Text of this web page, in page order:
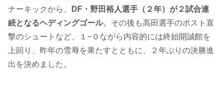
ナーキックから、
DF・野田裕人選手（２年）が２試合連
続となるヘディングゴール。その後も高田選手のポスト直
撃のシュートなど、１−０ながら内容的には終始開誠館を
上回り、昨年の雪辱を果たすとともに、２年ぶりの決勝進
出を決めました。